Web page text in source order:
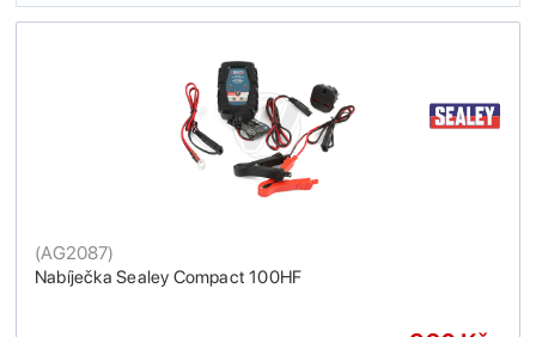
Nabíječka Sealey Compact 100HF
(AG2087)